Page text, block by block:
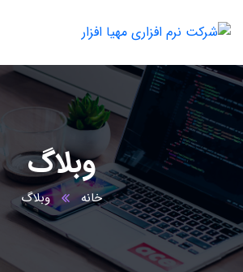
وبلاگ
خانه وبلاگ